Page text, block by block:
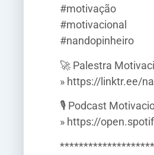
#motivação
#motivacional
#nandopinheiro
🚀 Palestra
» https://linktr.ee/
🎙️ Podcast
» https://
********************